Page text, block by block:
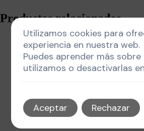
Productos relacionados
Utilizamos cookies para
experiencia en nuestra web.
Puedes aprender más
utilizamos o desactivarlas
Aceptar Rechazar